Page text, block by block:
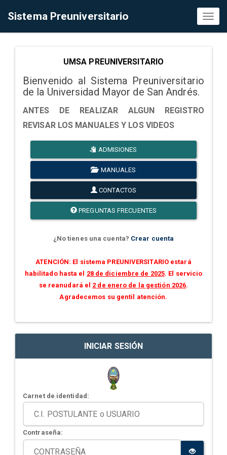
Sistema Preuniversitario
UMSA PREUNIVERSITARIO
Bienvenido al Sistema Preuniversitario
de la Universidad Mayor de San Andrés.
ANTES DE REALIZAR ALGUN REGISTRO
REVISAR LOS MANUALES Y LOS VIDEOS
ADMISIONES
MANUALES
CONTACTOS
PREGUNTAS FRECUENTES
¿No tienes una cuenta? Crear cuenta
ATENCIÓN: El sistema PREUNIVERSITARIO estará
habilitado hasta el 28 de diciembre de 2025. El servicio
se reanudará el 2 de enero de la gestión 2026.
Agradecemos su gentil atención.
INICIAR SESIÓN
Carnet de identidad:
Contraseña: